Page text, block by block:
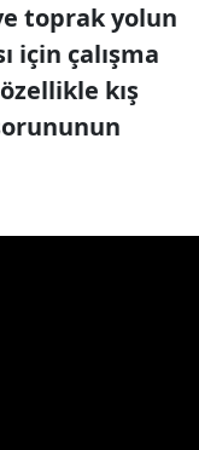
toprak yolun
için çalışma
kış